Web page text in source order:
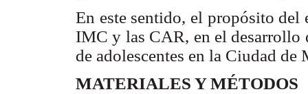
En este sentido, el propósito
IMC y las CAR, en el desarrollo
de adolescentes en la Ciudad de
MATERIALES Y MÉTODOS